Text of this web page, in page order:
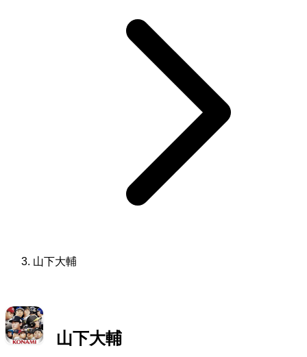
山下大輔
山下大輔